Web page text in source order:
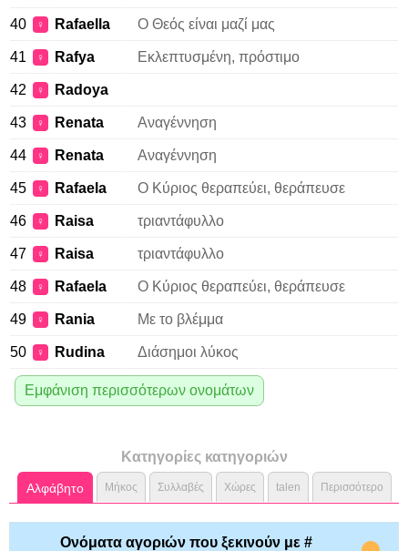
40 ♀ Rafaella Ο Θεός είναι μαζί μας
41 ♀ Rafya Εκλεπτυσμένη, πρόστιμο
42 ♀ Radoya
43 ♀ Renata Αναγέννηση
44 ♀ Renata Αναγέννηση
45 ♀ Rafaela Ο Κύριος θεραπεύει, θεράπευσε
46 ♀ Raisa τριαντάφυλλο
47 ♀ Raisa τριαντάφυλλο
48 ♀ Rafaela Ο Κύριος θεραπεύει, θεράπευσε
49 ♀ Rania Με το βλέμμα
50 ♀ Rudina Διάσημοι λύκος
Εμφάνιση περισσότερων ονομάτων
Κατηγορίες κατηγοριών
Αλφάβητο Μήκος Συλλαβές Χώρες talen Περισσότερο
Ονόματα αγοριών που ξεκινούν με #